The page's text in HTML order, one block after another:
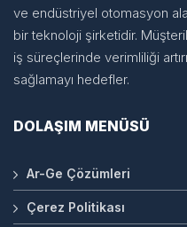
ve endüstriyel otomasyon
bir teknoloji şirketidir.
iş süreçlerinde verimliliği
sağlamayı hedefler.
DOLAŞIM MENÜSÜ
Ar-Ge Çözümleri
Çerez Politikası